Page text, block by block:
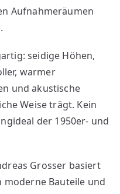
Aufnahmeräumen
seidige Höhen,
warmer
und akustische
Weise trägt. Kein
der 1950er- und
Grosser basiert
moderne Bauteile und